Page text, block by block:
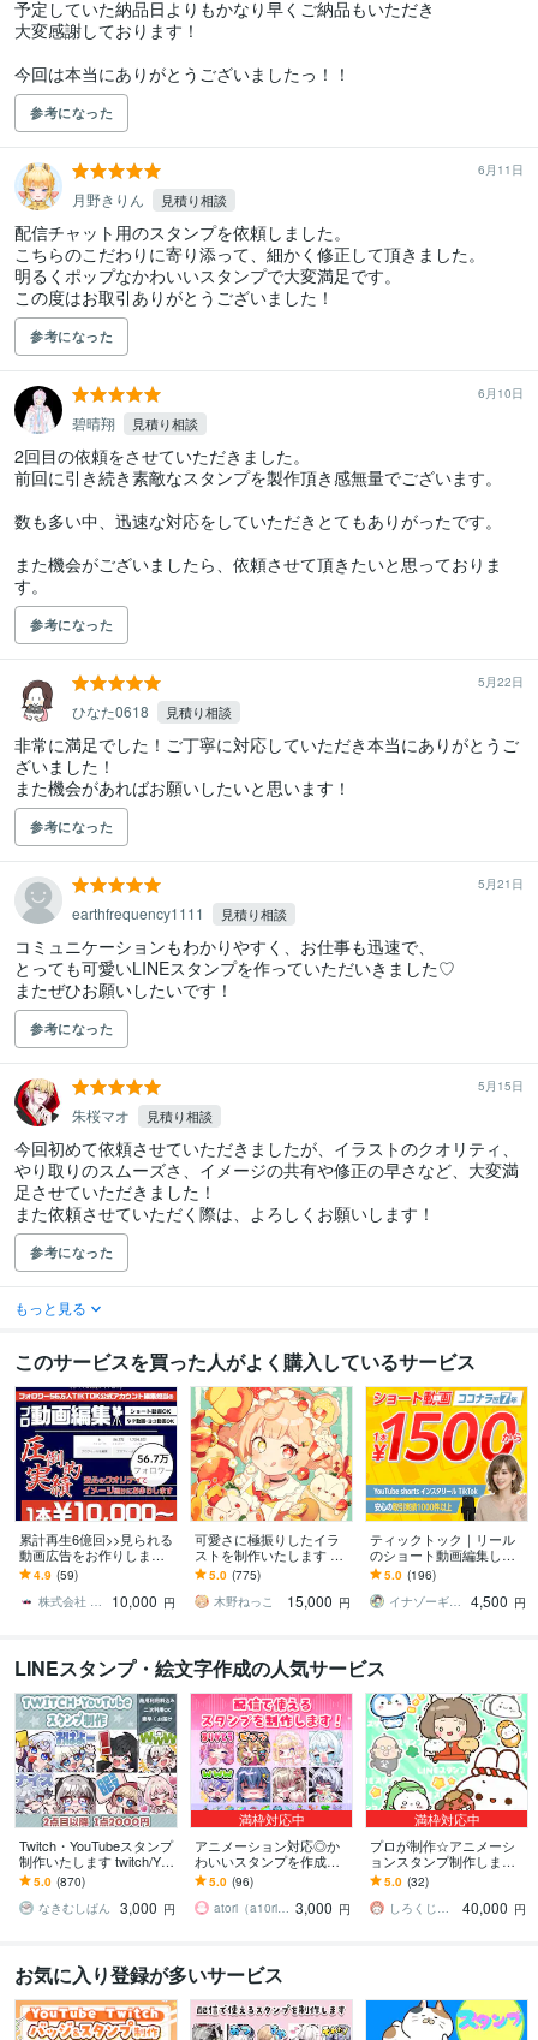
予定していた納品日よりもかなり早くご納品もいただき
大変感謝しております！
今回は本当にありがとうございましたっ！！
参考になった
6月11日
月野きりん 見積り相談
配信チャット用のスタンプを依頼しました。
こちらのこだわりに寄り添って、細かく修正して頂きました。
明るくポップなかわいいスタンプで大変満足です。
この度はお取引ありがとうございました！
参考になった
6月10日
碧晴翔 見積り相談
2回目の依頼をさせていただきました。
前回に引き続き素敵なスタンプを製作頂き感無量でございます。
数も多い中、迅速な対応をしていただきとてもありがったです。
また機会がございましたら、依頼させて頂きたいと思っておりま
す。
参考になった
5月22日
ひなた0618 見積り相談
非常に満足でした！ご丁寧に対応していただき本当にありがとうご
ざいました！
また機会があればお願いしたいと思います！
参考になった
5月21日
earthfrequency1111 見積り相談
コミュニケーションもわかりやすく、お仕事も迅速で、
とっても可愛いLINEスタンプを作っていただいきました♡
またぜひお願いしたいです！
参考になった
5月15日
朱桜マオ 見積り相談
今回初めて依頼させていただきましたが、イラストのクオリティ、
やり取りのスムーズさ、イメージの共有や修正の早さなど、大変満
足させていただきました！
また依頼させていただく際は、よろしくお願いします！
参考になった
もっと見る
このサービスを買った人がよく購入しているサービス
累計再生6億回>>見られる
動画広告をお作りします
圧倒的実績！プロのクリ
エターの動画編集担当で
す。
4.9 (59)
株式会社 Yolo
10,000 円
可愛さに極振りしたイラ
ストを制作いたします ★
商用利用＆二次利用込
み！ミニキャラは小物２
点まで無料！★
5.0 (775)
木野ねっこ
15,000 円
ティックトック｜リール
のショート動画編集しま
す ３本セット｜カット・
字幕・フルテロップ動画
編集はおまかせ
5.0 (196)
イナゾーギミック＠歴7年目の動画編集者
4,500 円
LINEスタンプ・絵文字作成の人気サービス
Twitch・YouTubeスタンプ
制作いたします twitch/You
Tube/tiktok配信用スタンプ
制作
5.0 (870)
なきむしぱん
3,000 円
満枠対応中
アニメーション対応◎か
わいいスタンプを作成し
ます 企業実績多数有！Yo
uTube・Twitch・TikTok☆
5.0 (96)
atori（a10ri_p） 3,000 円
満枠対応中
プロが制作☆アニメーシ
ョンスタンプ制作します L
INE、YouTube、Twitch用
アニメスタンプ制作☆
5.0 (32)
しろくじらプラスし
40,000 円
お気に入り登録が多いサービス